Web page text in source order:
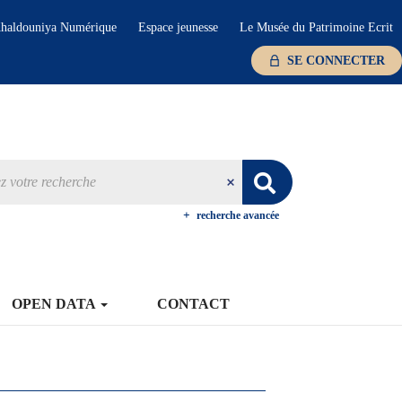
Numérique Espace jeunesse Le Musée du Patrimoine Ecrit
SE CONNECTER
recherche avancée
OPEN DATA CONTACT